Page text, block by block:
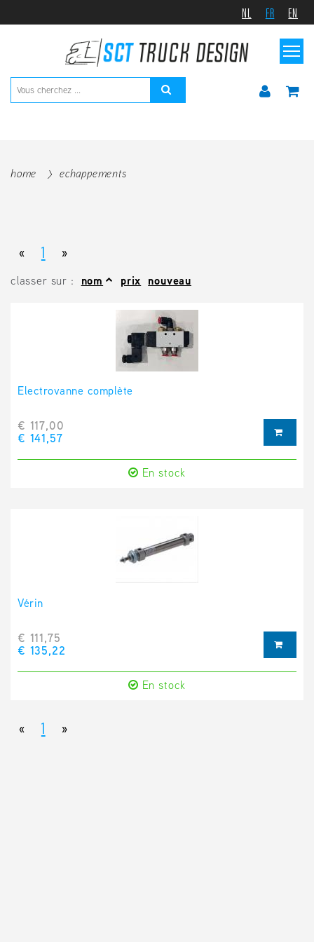
NL FR EN
home echappements
« 1 »
classer sur : nom prix nouveau
Electrovanne complète
€ 117,00
€ 141,57
En stock
Vérin
€ 111,75
€ 135,22
En stock
« 1 »